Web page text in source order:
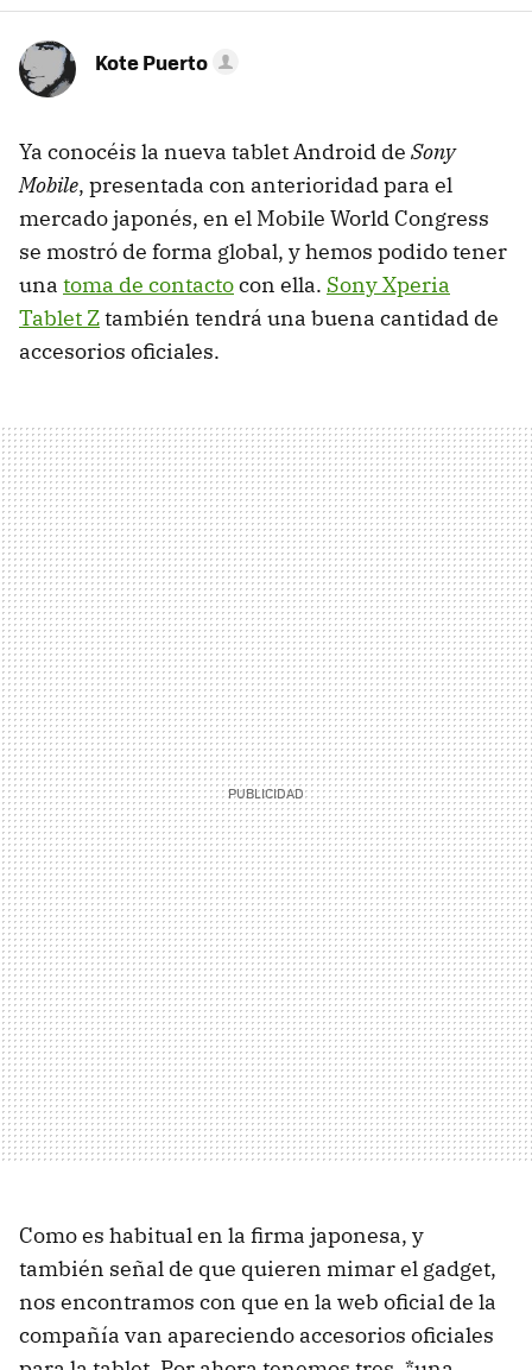
Kote Puerto
Ya conocéis la nueva tablet Android de Sony
Mobile, presentada con anterioridad para el
mercado japonés, en el Mobile World Congress
se mostró de forma global, y hemos podido tener
una toma de contactocon ella. Sony Xperia
Tablet Ztambién tendrá una buena cantidad de
accesorios oficiales.
Como es habitual en la firma japonesa, y
también señal de que quieren mimar el gadget,
nos encontramos con que en la web oficial de la
compañía van apareciendo accesorios oficiales